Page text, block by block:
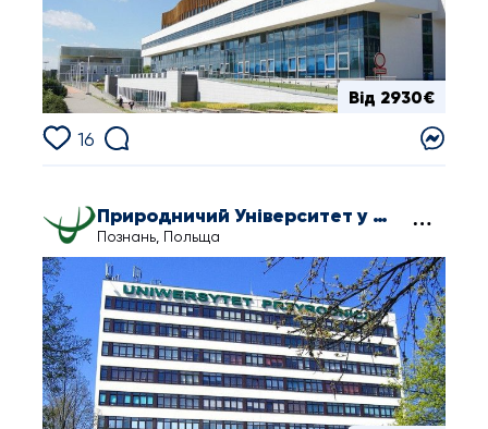
Від 2930€
16
Природничий Університет у Познані
Познань, Польща